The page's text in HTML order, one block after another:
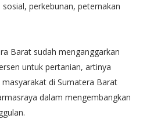
perkebunan, peternakan
Barat sudah menganggarkan
untuk pertanian, artinya
di Sumatera Barat
dalam mengembangkan